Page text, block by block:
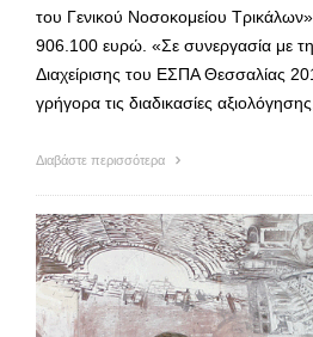
του Γενικού Νοσοκομείου
906.100 ευρώ. «Σε συνεργασία με
Διαχείρισης του ΕΣΠΑ Θεσσαλίας
γρήγορα τις διαδικασίες
Διαβάστε περισσότερα